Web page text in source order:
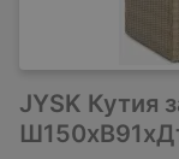
JYSK Кутия